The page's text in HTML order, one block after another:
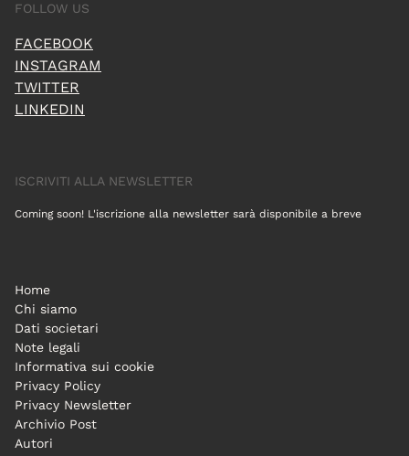
FOLLOW US
FACEBOOK
INSTAGRAM
TWITTER
LINKEDIN
ISCRIVITI ALLA NEWSLETTER
Coming soon! L'iscrizione alla newsletter sarà disponibile a breve
Home
Chi siamo
Dati societari
Note legali
Informativa sui cookie
Privacy Policy
Privacy Newsletter
Archivio Post
Autori